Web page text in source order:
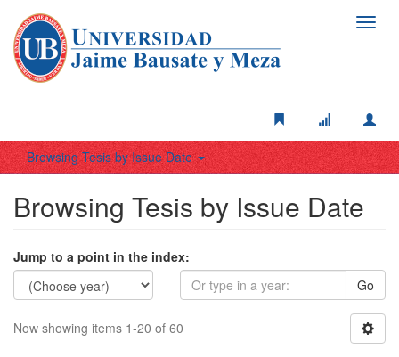
Browsing Tesis by Issue Date
Browsing Tesis by Issue Date
Jump to a point in the index:
Go
Now showing items 1-20 of 60